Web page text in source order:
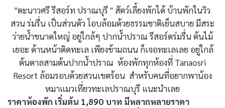
"ตะนาวศรี รีสอร์ท ปราณบุรี " สัตว์เลี้ยงพักได้ บ้านพักในวิว
สวน ร่มรื่น เป็นส่วนตัว โอบล้อมด้วยธรรมชาติเย็นสบาย มีสระ
ว่ายน้ำขนาดใหญ่ อยู่ใกล้ๆ ปากน้ำปราณ รีสอร์ตร่มรื่น ต้นไม้
เยอะ ด้านหน้าติดทะเล เพียงข้ามถนน ก็เจอทะเลเลย อยู่ใกล้
ต้นตาลสามต้นปากน้ำปราณ ห้องพักทุกห้องที่ Tanaosri
Resort ล้อมรอบด้วยสวนเขตร้อน สำหรับคนที่อยากพาน้อง
หมาแมวเที่ยวทะเลปราณบุรี แนะนำเลย
ราคาห้องพัก เริ่มต้น 1,890 บาท มีหลากหลายราคา